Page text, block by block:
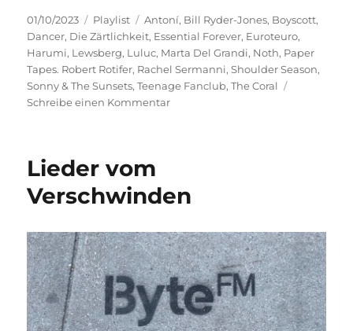
Veröffentlicht
am
01/10/2023 Kategorien
Playlist Schlagwörter
Antoní, Bill Ryder-Jones, Boyscott,
Dancer, Die Zärtlichkeit, Essential Forever, Euroteuro,
Harumi, Lewsberg, Luluc, Marta Del Grandi, Noth, Paper
Tapes. Robert Rotifer, Rachel Sermanni,Shoulder Season,
Sonny & The Sunsets,Teenage Fanclub,The Coral
Schreibe einen Kommentarzu
Lieder vom
Verschwinden